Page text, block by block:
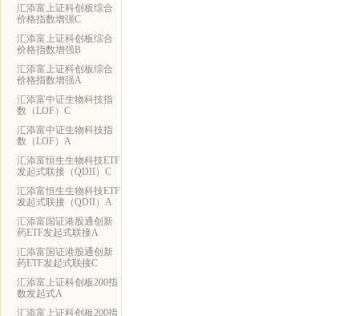
汇添富上证科创板综合
价格指数增强C
汇添富上证科创板综合
价格指数增强B
汇添富上证科创板综合
价格指数增强A
汇添富中证生物科技指
数（LOF）C
汇添富中证生物科技指
数（LOF）A
汇添富恒生生物科技ETF
发起式联接（QDII）C
汇添富恒生生物科技ETF
发起式联接（QDII）A
汇添富国证港股通创新
药ETF发起式联接A
汇添富国证港股通创新
药ETF发起式联接C
汇添富上证科创板200指
数发起式A
汇添富上证科创板200指